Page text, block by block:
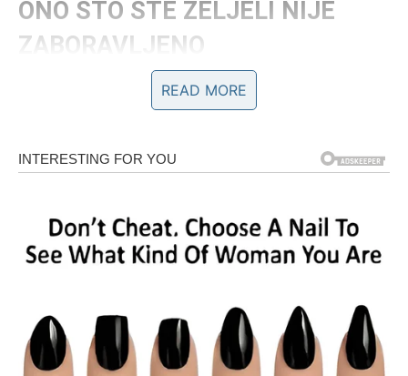
ONO ŠTO STE ŽELJELI NIJE
ZABORAVLJENO
Ponekad pomislimo da su naši snovi ostali negdje iza nas.
Ali svemir sada jasno pokazuje da nije tako.
Samo je čekalo pravi trenutak.
READ MORE